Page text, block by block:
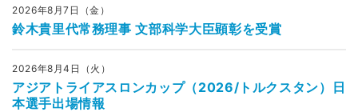
2026年8月7日（金）
鈴木貴里代常務理事 文部科学大臣顕彰を受賞
2026年8月4日（火）
アジアトライアスロンカップ（2026/トルクスタン）日
本選手出場情報